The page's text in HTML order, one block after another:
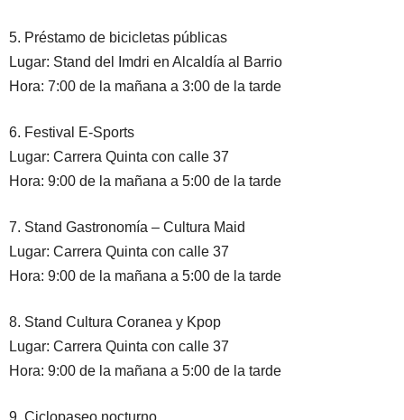
5. Préstamo de bicicletas públicas
Lugar: Stand del Imdri en Alcaldía al Barrio
Hora: 7:00 de la mañana a 3:00 de la tarde
6. Festival E-Sports
Lugar: Carrera Quinta con calle 37
Hora: 9:00 de la mañana a 5:00 de la tarde
7. Stand Gastronomía – Cultura Maid
Lugar: Carrera Quinta con calle 37
Hora: 9:00 de la mañana a 5:00 de la tarde
8. Stand Cultura Coranea y Kpop
Lugar: Carrera Quinta con calle 37
Hora: 9:00 de la mañana a 5:00 de la tarde
9. Ciclopaseo nocturno